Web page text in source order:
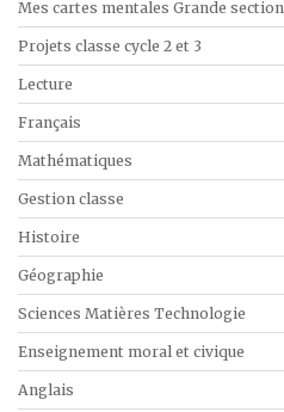
Mes cartes mentales Grande section
Projets classe cycle 2 et 3
Lecture
Français
Mathématiques
Gestion classe
Histoire
Géographie
Sciences Matières Technologie
Enseignement moral et civique
Anglais